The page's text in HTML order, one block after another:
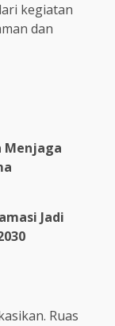
kegiatan
dan
Menjaga
Jadi
Ruas